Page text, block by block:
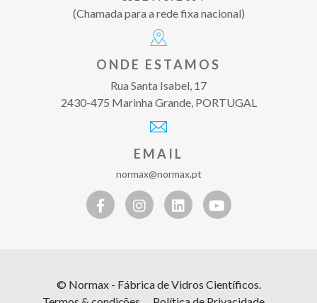
(Chamada para a rede fixa nacional)
ONDE ESTAMOS
Rua Santa Isabel, 17
2430-475 Marinha Grande, PORTUGAL
EMAIL
normax@normax.pt
© Normax - Fábrica de Vidros Científicos.